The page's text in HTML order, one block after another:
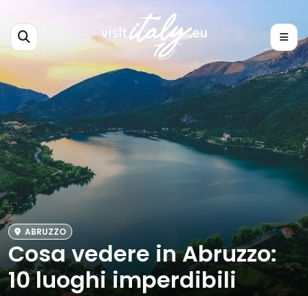
ABRUZZO
Cosa vedere in Abruzzo:
10 luoghi imperdibili